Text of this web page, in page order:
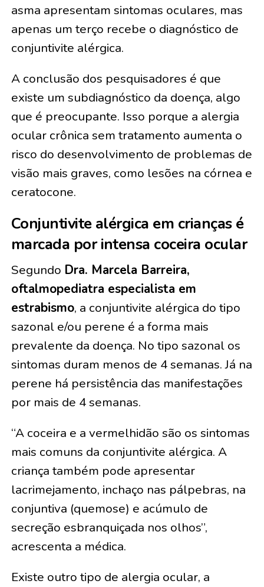
asma apresentam sintomas oculares, mas
apenas um terço recebe o diagnóstico de
conjuntivite alérgica.
A conclusão dos pesquisadores é que
existe um subdiagnóstico da doença, algo
que é preocupante. Isso porque a alergia
ocular crônica sem tratamento aumenta o
risco do desenvolvimento de problemas de
visão mais graves, como lesões na córnea e
ceratocone.
Conjuntivite alérgica em crianças é
marcada por intensa coceira ocular
Segundo Dra. Marcela Barreira,
oftalmopediatra especialista em
estrabismo, a conjuntivite alérgica do tipo
sazonal e/ou perene é a forma mais
prevalente da doença. No tipo sazonal os
sintomas duram menos de 4 semanas. Já na
perene há persistência das manifestações
por mais de 4 semanas.
“A coceira e a vermelhidão são os sintomas
mais comuns da conjuntivite alérgica. A
criança também pode apresentar
lacrimejamento, inchaço nas pálpebras, na
conjuntiva (quemose) e acúmulo de
secreção esbranquiçada nos olhos”,
acrescenta a médica.
Existe outro tipo de alergia ocular, a